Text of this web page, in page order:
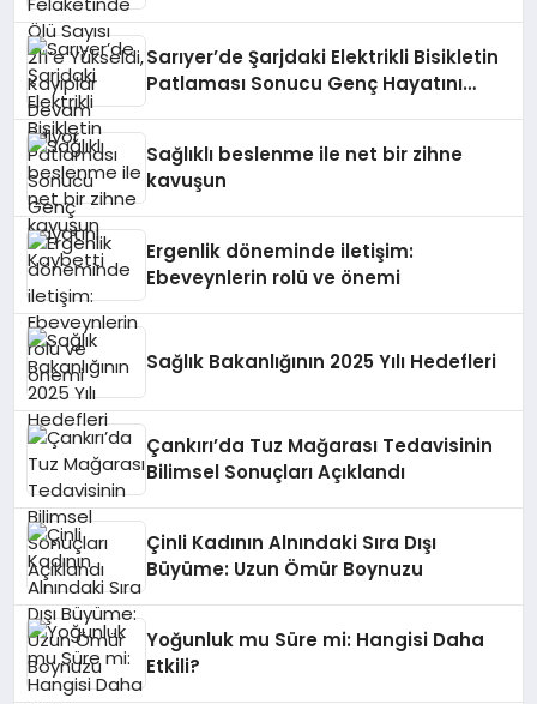
Sarıyer’de Şarjdaki Elektrikli Bisikletin
Patlaması Sonucu Genç Hayatını
Sağlıklı beslenme ile net bir zihne
kavuşun
Ergenlik döneminde iletişim:
Ebeveynlerin rolü ve önemi
Sağlık Bakanlığının 2025 Yılı Hedefleri
Çankırı’da Tuz Mağarası Tedavisinin
Bilimsel Sonuçları Açıklandı
Çinli Kadının Alnındaki Sıra Dışı
Büyüme: Uzun Ömür Boynuzu
Yoğunluk mu Süre mi: Hangisi Daha
Etkili?